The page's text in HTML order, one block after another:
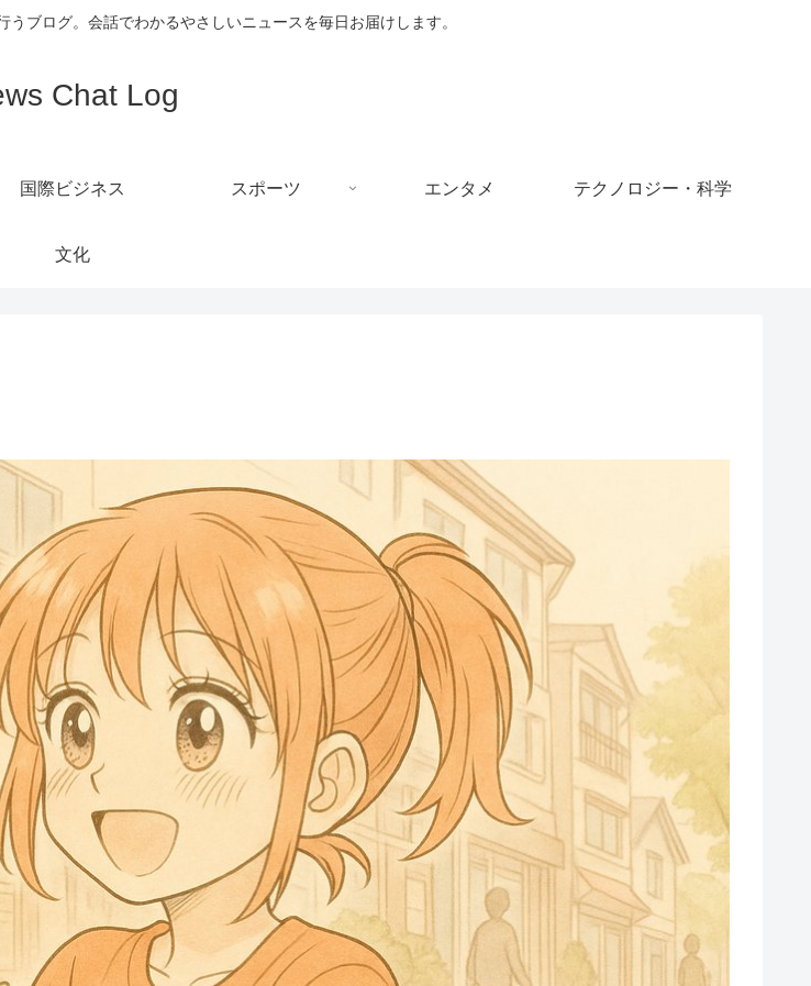
ブログ。会話でわかるやさしいニュースを毎日お届けします。
Chat Log
国際ビジネス スポーツ エンタメ テクノロジー・科学
文化